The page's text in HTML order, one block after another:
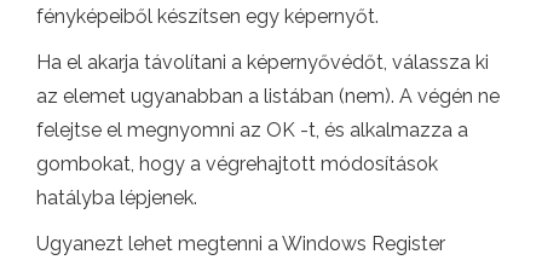
fényképeiből készítsen egy képernyőt.
Ha el akarja távolítani a képernyővédőt, válassza ki
az elemet ugyanabban a listában (nem). A végén ne
felejtse el megnyomni az OK -t, és alkalmazza a
gombokat, hogy a végrehajtott módosítások
hatályba lépjenek.
Ugyanezt lehet megtenni a Windows Register